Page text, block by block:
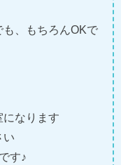
、もちろんOKで
なります
い
す♪